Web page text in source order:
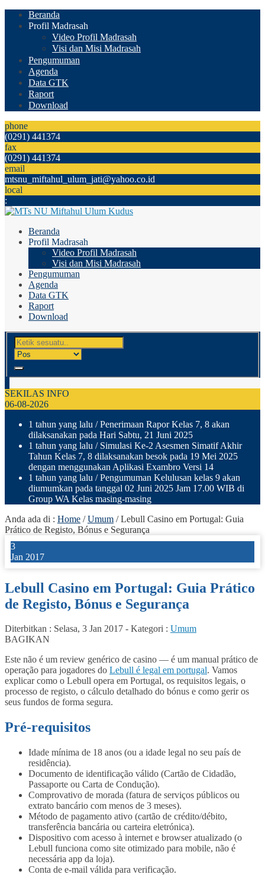
Beranda
Profil Madrasah
Video Profil Madrasah
Visi dan Misi Madrasah
Pengumuman
Agenda
Data GTK
Raport
Download
phone
(0291) 441374
fax
(0291) 441374
email
mtsnu_miftahul_ulum_jati@yahoo.co.id
local
:
Beranda
Profil Madrasah
Video Profil Madrasah
Visi dan Misi Madrasah
Pengumuman
Agenda
Data GTK
Raport
Download
SEKILAS INFO
06-08-2026
1 tahun yang lalu / Penerimaan Rapor Kelas 7, 8 akan
dilaksanakan pada Hari Sabtu, 21 Juni 2025
1 tahun yang lalu / Simulasi Ke-2 Asesmen Simatif Akhir
Tahun Kelas 7, 8 dilaksanakan besok pada 19 Mei 2025
dengan menggunakan Aplikasi Exambro Versi 14
1 tahun yang lalu / Pengumuman Kelulusan kelas 9 akan
diumumkan pada tanggal 02 Juni 2025 Jam 17.00 WIB di
Group WA Kelas masing-masing
Anda ada di : Home /Umum /Lebull Casino em Portugal: Guia
Prático de Registo, Bónus e Segurança
3
Jan 2017
Lebull Casino em Portugal: Guia Prático
de Registo, Bónus e Segurança
Diterbitkan : Selasa, 3 Jan 2017 - Kategori : Umum
BAGIKAN
Este não é um review genérico de casino — é um manual prático de
operação para jogadores do Lebull é legal em portugal. Vamos
explicar como o Lebull opera em Portugal, os requisitos legais, o
processo de registo, o cálculo detalhado do bónus e como gerir os
seus fundos de forma segura.
Pré-requisitos
Idade mínima de 18 anos (ou a idade legal no seu país de
residência).
Documento de identificação válido (Cartão de Cidadão,
Passaporte ou Carta de Condução).
Comprovativo de morada (fatura de serviços públicos ou
extrato bancário com menos de 3 meses).
Método de pagamento ativo (cartão de crédito/débito,
transferência bancária ou carteira eletrónica).
Dispositivo com acesso à internet e browser atualizado (o
Lebull funciona como site otimizado para mobile, não é
necessária app da loja).
Conta de e-mail válida para verificação.